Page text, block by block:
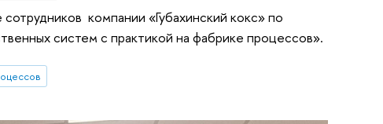
компании «Губахинский кокс» по
систем с практикой на фабрике процессов».